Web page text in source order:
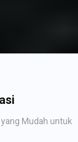
Mudah untuk